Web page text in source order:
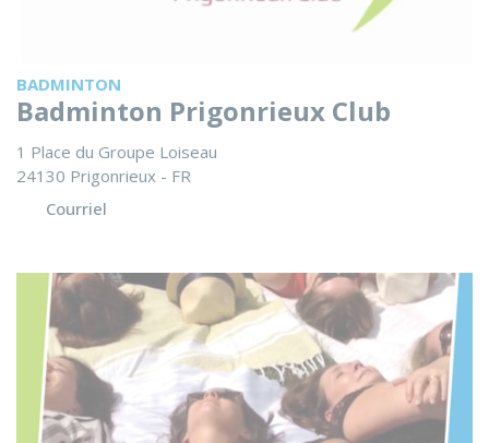
BADMINTON
Badminton Prigonrieux Club
1 Place du Groupe Loiseau
24130 Prigonrieux - FR
Courriel